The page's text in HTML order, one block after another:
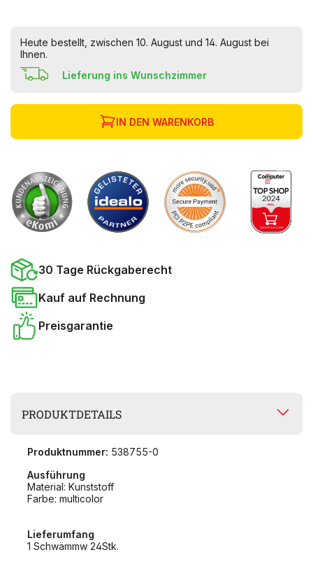
Heute bestellt, zwischen 10. August und 14. August bei
Ihnen.
Lieferung ins Wunschzimmer
IN DEN WARENKORB
30 Tage Rückgaberecht
Kauf auf Rechnung
Preisgarantie
PRODUKTDETAILS
Produktnummer: 538755-0
Ausführung
Material: Kunststoff
Farbe: multicolor
Lieferumfang
1 Schwämmw 24Stk.